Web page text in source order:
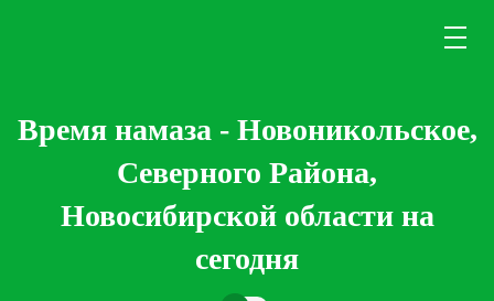
Время намаза - Новоникольское,
Северного Района,
Новосибирской области на
сегодня